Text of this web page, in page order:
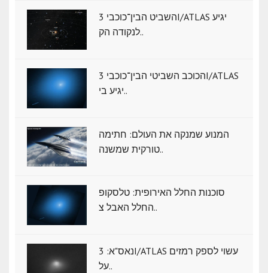
השביט הבין־כוכבי 3I/ATLAS יגיע
לנקודה הק..
הכוכב השביטי הבין־כוכבי 3I/ATLAS
יגיע בי..
המנוע שמנקה את העולם: חתימה
טורקית שמשנה..
סוכנות החלל האירופית: טלסקופ
החלל האבל צ..
נאס"א: ‏3I/ATLAS עשוי לספק רמזים
על..